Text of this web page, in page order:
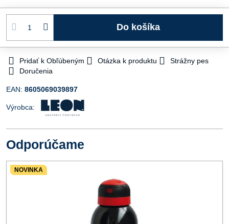
Do košíka
Pridať k Obľúbeným Otázka k produktu
Strážny pes
Doručenia
EAN: 8605069039897
Výrobca:
Odporúčame
NOVINKA